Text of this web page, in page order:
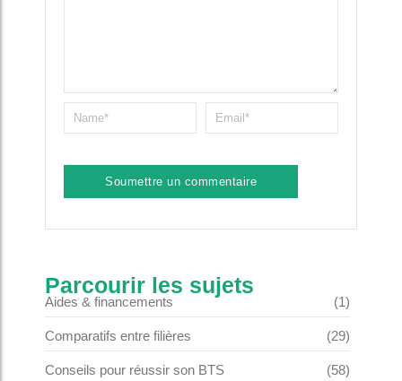
Parcourir les sujets
Aides & financements (1)
Comparatifs entre filières (29)
Conseils pour réussir son BTS (58)